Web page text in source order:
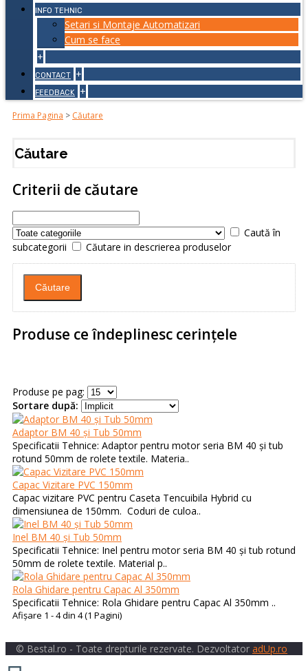
INFO TEHNIC
Setari si Montaje Automatizari
Cum se face
+
CONTACT +
FEEDBACK +
Prima Pagina > Căutare
Căutare
Criterii de căutare
Caută în
subcategorii
Căutare in descrierea produselor
Produse ce îndeplinesc cerinţele
Produse pe pag:
Sortare după:
Adaptor BM 40 și Tub 50mm
Specificatii Tehnice: Adaptor pentru motor seria BM 40 și tub
rotund 50mm de rolete textile. Materia..
Capac Vizitare PVC 150mm
Capac vizitare PVC pentru Caseta Tencuibila Hybrid cu
dimensiunea de 150mm. Coduri de culoa..
Inel BM 40 și Tub 50mm
Specificatii Tehnice: Inel pentru motor seria BM 40 și tub rotund
50mm de rolete textile. Material p..
Rola Ghidare pentru Capac Al 350mm
Specificatii Tehnice: Rola Ghidare pentru Capac Al 350mm ..
Afişare 1 - 4 din 4 (1 Pagini)
© Bestal.ro - Toate drepturile rezervate. Dezvoltator adUp.ro